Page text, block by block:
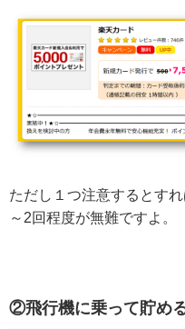
ただし１つ注意するとす
～2回程度が無難ですよ。
②飛行機に乗って貯め